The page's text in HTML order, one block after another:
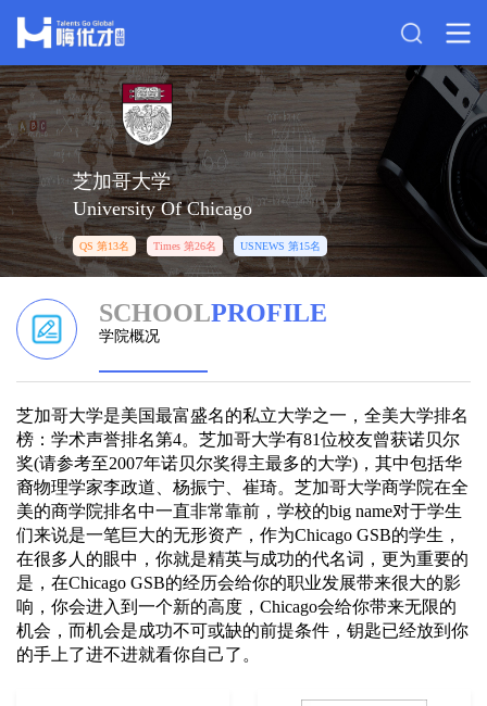
芝加哥大学
University Of Chicago
QS 第13名 Times 第26名 USNEWS 第15名
SCHOOLPROFILE
学院概况
芝加哥大学是美国最富盛名的私立大学之一，全美大学排名
榜：学术声誉排名第4。芝加哥大学有81位校友曾获诺贝尔
奖(请参考至2007年诺贝尔奖得主最多的大学)，其中包括华
裔物理学家李政道、杨振宁、崔琦。芝加哥大学商学院在全
美的商学院排名中一直非常靠前，学校的big name对于学生
们来说是一笔巨大的无形资产，作为Chicago GSB的学生，
在很多人的眼中，你就是精英与成功的代名词，更为重要的
是，在Chicago GSB的经历会给你的职业发展带来很大的影
响，你会进入到一个新的高度，Chicago会给你带来无限的
机会，而机会是成功不可或缺的前提条件，钥匙已经放到你
的手上了进不进就看你自己了。